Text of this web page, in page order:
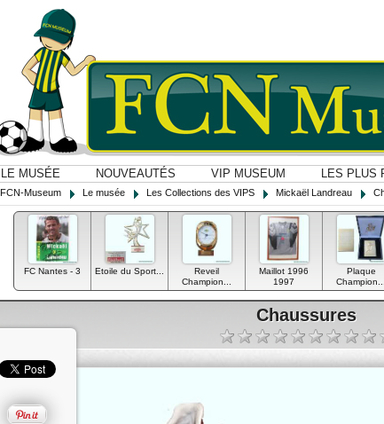
LE MUSÉE NOUVEAUTÉS VIP MUSEUM LES PLUS
FCN-Museum Le musée Les Collections des VIPS Mickaël Landreau
FC Nantes - 3 Etoile du Sport...
Reveil
Champion...
Maillot 1996
1997
Plaque
Champion...
Chaussures